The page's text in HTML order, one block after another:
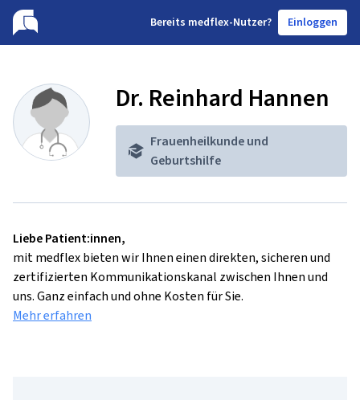
Bereits medflex-Nutzer? Einloggen
Dr. Reinhard Hannen
Frauenheilkunde und
Geburtshilfe
Liebe Patient:innen,
mit medflex bieten wir Ihnen einen direkten, sicheren und
zertifizierten Kommunikationskanal zwischen Ihnen und
uns. Ganz einfach und ohne Kosten für Sie.
Mehr erfahren